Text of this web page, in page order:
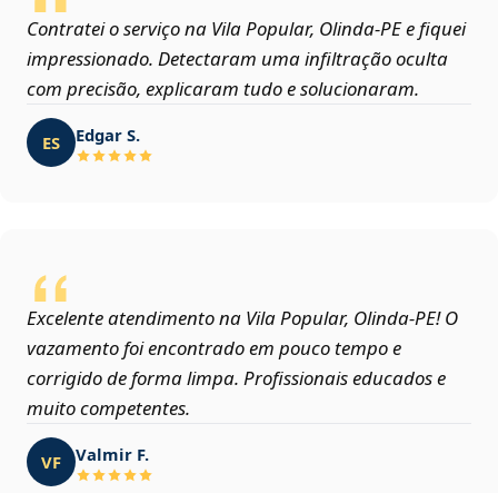
Contratei o serviço na Vila Popular, Olinda‑PE e fiquei
impressionado. Detectaram uma infiltração oculta
com precisão, explicaram tudo e solucionaram.
ES Edgar S.
Excelente atendimento na Vila Popular, Olinda‑PE! O
vazamento foi encontrado em pouco tempo e
corrigido de forma limpa. Profissionais educados e
muito competentes.
VF Valmir F.